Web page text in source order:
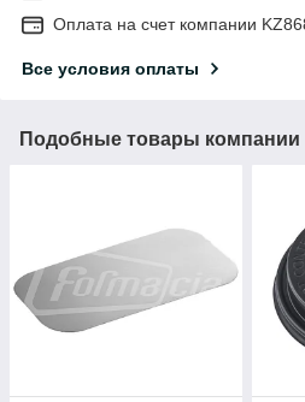
Оплата на счет компании
Все условия оплаты
Подобные товары компании